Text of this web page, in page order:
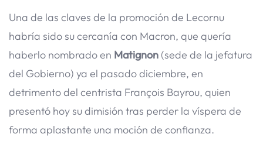
Una de las claves de la promoción de Lecornu
habría sido su cercanía con Macron, que quería
haberlo nombrado en Matignon (sede de la jefatura
del Gobierno) ya el pasado diciembre, en
detrimento del centrista François Bayrou, quien
presentó hoy su dimisión tras perder la víspera de
forma aplastante una moción de confianza.